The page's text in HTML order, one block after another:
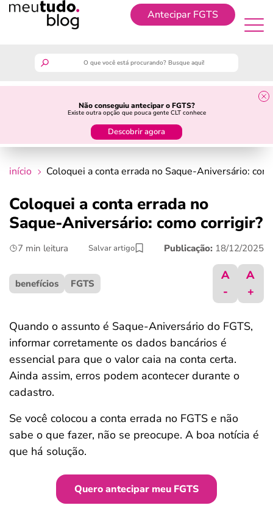
Antecipar FGTS
Não conseguiu antecipar o FGTS?
Existe outra opção que pouca gente CLT conhece
Descobrir agora
Antecipar FGTS
guia do trabalhador
crédito fácil
últimas notícias
ferramentas
início Coloquei a conta errada no Saque-Aniversário:
Coloquei a conta errada no
Saque-Aniversário: como corrigir?
7 min leitura Salvar artigo Publicação: 18/12/2025
benefícios FGTS
A
-
A
+
Quando o assunto é Saque-Aniversário do FGTS,
informar corretamente os dados bancários é
essencial para que o valor caia na conta certa.
Ainda assim, erros podem acontecer durante o
cadastro.
Se você colocou a conta errada no FGTS e não
sabe o que fazer, não se preocupe. A boa notícia é
que há solução.
Quero antecipar meu FGTS